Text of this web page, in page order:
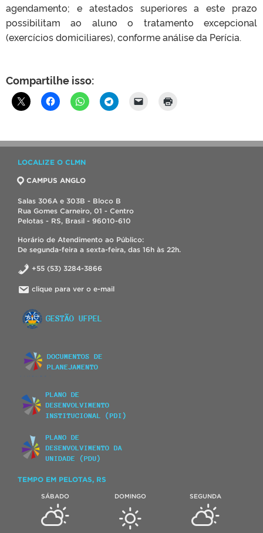
agendamento; e atestados superiores a este prazo
possibilitam ao aluno o tratamento excepcional
(exercícios domiciliares), conforme análise da Perícia.
Compartilhe isso:
LOCALIZE O CLMN
CAMPUS ANGLO
Salas 306A e 303B - Bloco B
Rua Gomes Carneiro, 01 - Centro
Pelotas - RS, Brasil - 96010-610
Horário de Atendimento ao Público:
De segunda-feira a sexta-feira, das 16h às 22h.
+55 (53) 3284-3866
clique para ver o e-mail
TEMPO EM PELOTAS, RS
SÁBADO DOMINGO SEGUNDA